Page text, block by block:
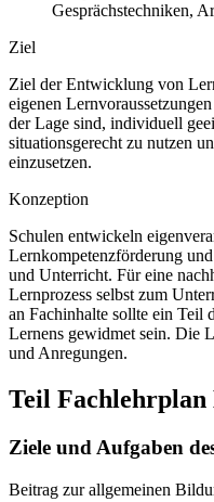
Gesprächstechniken,
Ziel
Ziel der Entwicklung von
eigenen
der Lage sind, individuell
situationsgerecht zu nutzen
einzusetzen.
Konzeption
Schulen entwickeln
Lernkompetenzförderung
und Unterricht. Für eine
Lernprozess selbst zum
an Fachinhalte sollte ein Teil
Lernens gewidmet sein. Die
und Anregungen.
Teil Fachlehrplan
Ziele und Aufgaben
Beitrag zur allgemeinen